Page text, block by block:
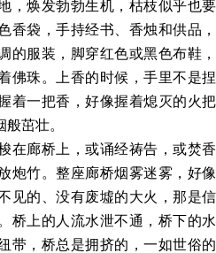
，焕发勃勃生机，枯枝似乎也要
香袋，手持经书、香烛和供品，
的服装，脚穿红色或黑色布鞋，
佛珠。上香的时候，手里不是捏
着一把香，好像握着熄灭的火把
茁壮。
廊桥上，或诵经祷告，或焚香
炮竹。整座廊桥烟雾迷雾，好像
见的、没有废墟的大火，那是信
桥上的人流水泄不通，桥下的水
带，桥总是拥挤的，一如世俗的